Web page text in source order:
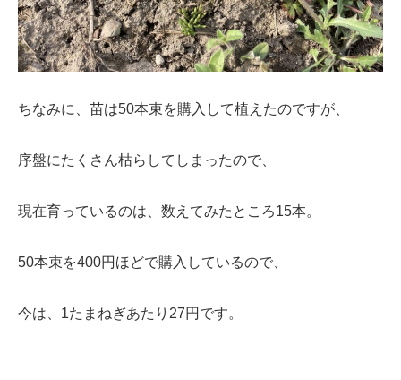
ちなみに、苗は50本束を購入して植えたのですが、
序盤にたくさん枯らしてしまったので、
現在育っているのは、数えてみたところ15本。
50本束を400円ほどで購入しているので、
今は、1たまねぎあたり27円です。